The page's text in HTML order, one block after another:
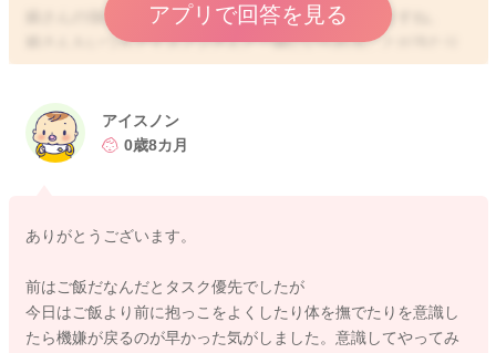
娘さんの強い意志のようなものを感じられる気もしますね。
娘さんもいつもアイスノンさんと一緒にいられることが当たり
前だと思っていたこともあると思います。
には時間が必要になってしまうのかなと思いました。
のかと思います。
してきたことの情報処理も行いつつ、頑張ってくれているので
はないかなと思います。
アプリで回答を見る
アイスノン
0歳8カ月
ありがとうございます。
前はご飯だなんだとタスク優先でしたが
今日はご飯より前に抱っこをよくしたり体を撫でたりを意識し
たら機嫌が戻るのが早かった気がしました。意識してやってみ